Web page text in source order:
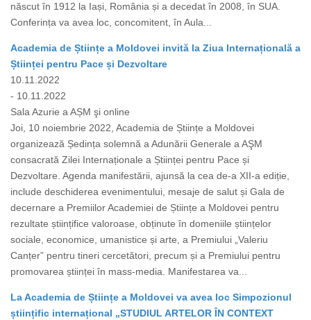
născut în 1912 la Iași, România și a decedat în 2008, în SUA.
Conferința va avea loc, concomitent, în Aula...
Academia de Științe a Moldovei invită la Ziua Internațională a
Științei pentru Pace și Dezvoltare
10.11.2022
- 10.11.2022
Sala Azurie a AȘM şi online
Joi, 10 noiembrie 2022, Academia de Științe a Moldovei
organizează Ședința solemnă a Adunării Generale a AŞM
consacrată Zilei Internaționale a Științei pentru Pace și
Dezvoltare. Agenda manifestării, ajunsă la cea de-a XII-a ediție,
include deschiderea evenimentului, mesaje de salut și Gala de
decernare a Premiilor Academiei de Științe a Moldovei pentru
rezultate științifice valoroase, obținute în domeniile științelor
sociale, economice, umanistice și arte, a Premiului „Valeriu
Canțer” pentru tineri cercetători, precum și a Premiului pentru
promovarea științei în mass-media. Manifestarea va...
La Academia de Științe a Moldovei va avea loc Simpozionul
științific internațional „STUDIUL ARTELOR ÎN CONTEXT